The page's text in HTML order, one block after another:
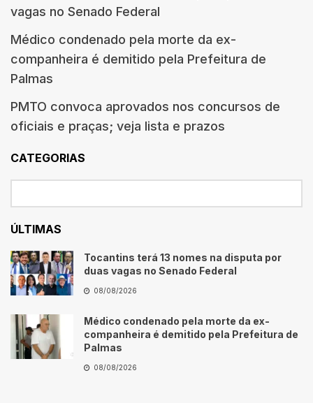
vagas no Senado Federal
Médico condenado pela morte da ex-
companheira é demitido pela Prefeitura de
Palmas
PMTO convoca aprovados nos concursos de
oficiais e praças; veja lista e prazos
CATEGORIAS
ÚLTIMAS
Tocantins terá 13 nomes na disputa por
duas vagas no Senado Federal
08/08/2026
Médico condenado pela morte da ex-
companheira é demitido pela Prefeitura de
Palmas
08/08/2026